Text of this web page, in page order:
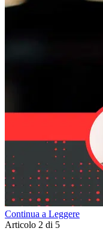
Continua a Leggere
Articolo 2 di 5